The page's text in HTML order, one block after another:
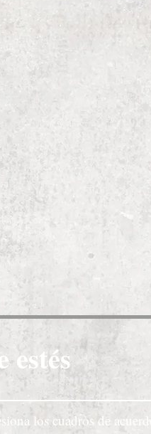
estés
los cuadros de